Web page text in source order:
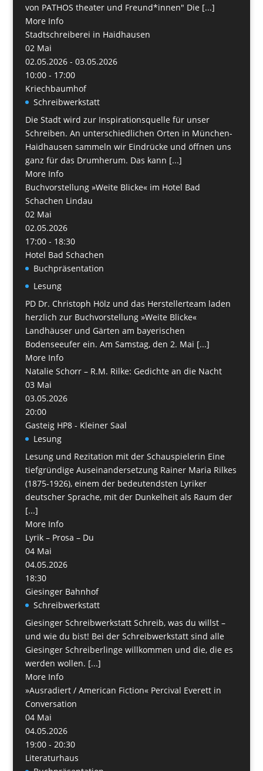
von PATHOS theater und Freund*innen" Die [...]
More Info
Stadtschreiberei in Haidhausen
02 Mai
02.05.2026 - 03.05.2026
10:00 - 17:00
Kriechbaumhof
Schreibwerkstatt
Die Stadt wird zur Inspirationsquelle für unser
Schreiben. An unterschiedlichen Orten in München-
Haidhausen sammeln wir Eindrücke und öffnen uns
ganz für das Drumherum. Das kann [...]
More Info
Buchvorstellung »Weite Blicke« im Hotel Bad
Schachen Lindau
02 Mai
02.05.2026
17:00 - 18:30
Hotel Bad Schachen
Buchpräsentation
Lesung
PD Dr. Christoph Hölz und das Herstellerteam laden
herzlich zur Buchvorstellung »Weite Blicke«
Landhäuser und Gärten am bayerischen
Bodenseeufer ein. Am Samstag, den 2. Mai [...]
More Info
Natalie Schorr – R.M. Rilke: Gedichte an die Nacht
03 Mai
03.05.2026
20:00
Gasteig HP8 - Kleiner Saal
Lesung
Lesung und Rezitation mit der Schauspielerin Eine
tiefgründige Auseinandersetzung Rainer Maria Rilkes
(1875-1926), einem der bedeutendsten Lyriker
deutscher Sprache, mit der Dunkelheit als Raum der
[...]
More Info
Lyrik – Prosa – Du
04 Mai
04.05.2026
18:30
Giesinger Bahnhof
Schreibwerkstatt
Giesinger Schreibwerkstatt Schreib, was du willst –
und wie du bist! Bei der Schreibwerkstatt sind alle
Giesinger Schreiberlinge willkommen und die, die es
werden wollen. [...]
More Info
»Ausradiert / American Fiction« Percival Everett in
Conversation
04 Mai
04.05.2026
19:00 - 20:30
Literaturhaus